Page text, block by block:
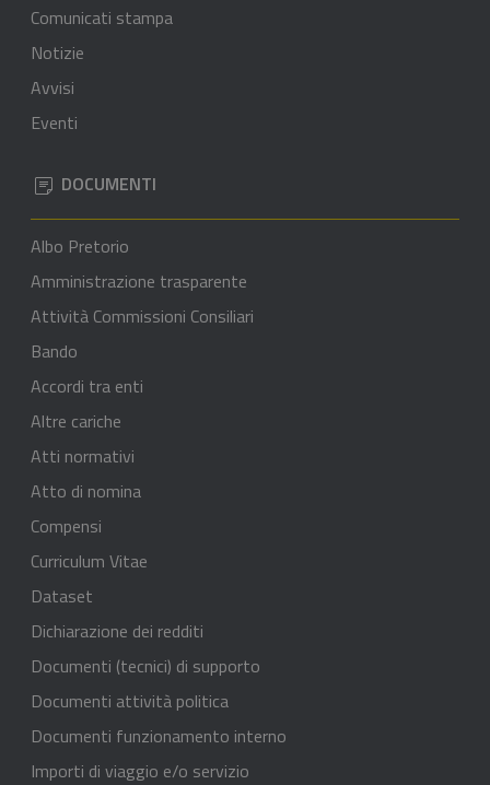
Comunicati stampa
Notizie
Avvisi
Eventi
DOCUMENTI
Albo Pretorio
Amministrazione trasparente
Attività Commissioni Consiliari
Bando
Accordi tra enti
Altre cariche
Atti normativi
Atto di nomina
Compensi
Curriculum Vitae
Dataset
Dichiarazione dei redditi
Documenti (tecnici) di supporto
Documenti attività politica
Documenti funzionamento interno
Importi di viaggio e/o servizio